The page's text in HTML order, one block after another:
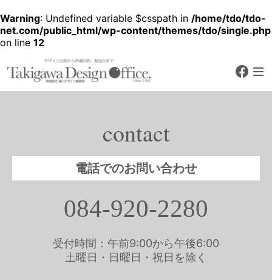
Warning: Undefined variable $csspath in /home/tdo/tdo-
net.com/public_html/wp-content/themes/tdo/single.php
on line 12
デザイン企画から各種印刷、製品化
contact
電話でのお問い合わせ
084-920-2280
受付時間：午前9:00から午後6:00
土曜日・日曜日・祝日を除く